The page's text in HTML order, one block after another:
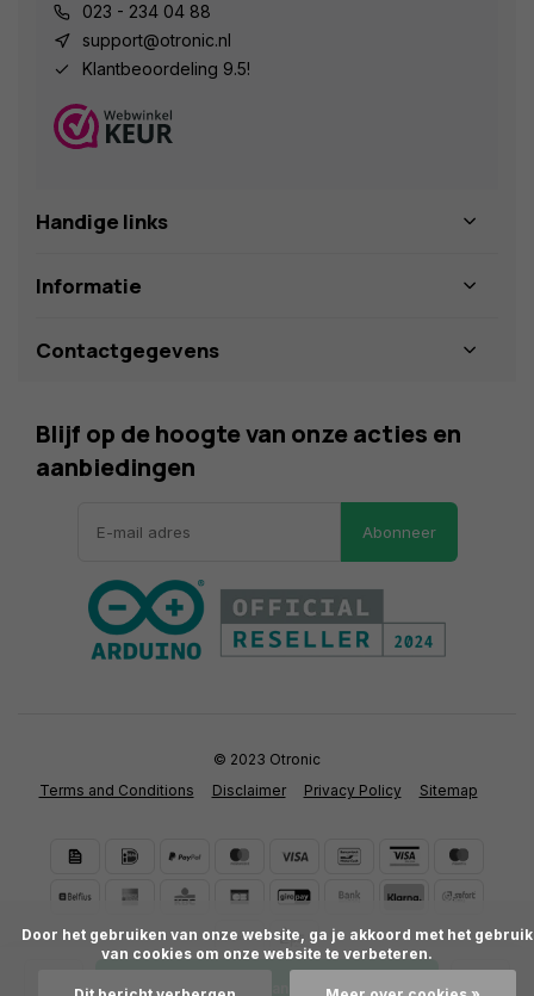
Toevoegen aan winkelwagen
023 - 234 04 88
support@otronic.nl
Klantbeoordeling 9.5!
Handige links
Informatie
Contactgegevens
Blijf op de hoogte van onze acties en
aanbiedingen
Abonneer
Terms and Conditions Disclaimer Privacy Policy Sitemap
© 2023 Otronic
van cookies om onze website te verbeteren.